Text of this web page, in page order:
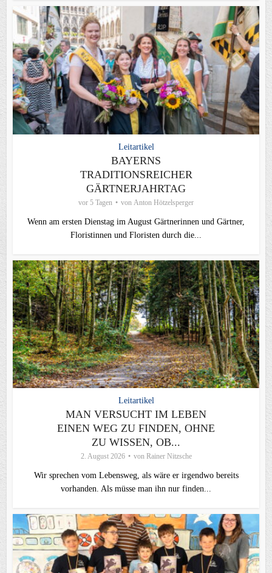
Leitartikel
BAYERNS
TRADITIONSREICHER
GÄRTNERJAHRTAG
vor 5 Tagen von Anton Hötzelsperger
Wenn am ersten Dienstag im August Gärtnerinnen und Gärtner,
Floristinnen und Floristen durch die...
Leitartikel
MAN VERSUCHT IM LEBEN
EINEN WEG ZU FINDEN, OHNE
ZU WISSEN, OB...
2. August 2026 von Rainer Nitzsche
Wir sprechen vom Lebensweg, als wäre er irgendwo bereits
vorhanden. Als müsse man ihn nur finden...